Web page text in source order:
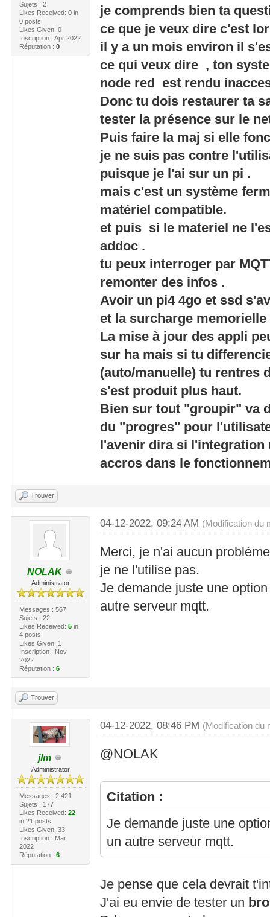
Sujets : 2
Likes Received: 0in
0 posts
Likes Given: 0
Inscription : Apr 2022
Réputation : 0
je comprends bien ta
ce que je veux dire c'est
il y a un mois environ il
ce qui veux dire , ton
node red est rendu
Donc tu dois restaurer ta
tester la présence sur le
Puis faire la maj si elle
je ne suis pas contre
puisque je l'ai sur un pi .
mais c'est un système
matériel compatible.
et puis si le materiel ne
addoc .
tu peux interroger par
remonter des infos .
Avoir un pi4 4go et ssd
et la surcharge
La mise à jour des appli
sur ha mais si tu
(auto/manuelle) tu rentres
s'est produit plus haut.
Bien sur tout "groupir" va
du "progres" pour
l'avenir dira si l'integration
accros dans le
Trouver
NOLAK
Administrator
Messages : 567
Sujets : 22
Likes Received: 5in
4 posts
Likes Given: 1
Inscription : Nov
2022
Réputation : 6
04-12-2022, 09:24 AM (Modification du
Merci, je n'ai aucun
je ne l'utilise pas.
Je demande juste une
autre serveur mqtt.
Trouver
jlm
Administrator
Messages : 2,421
Sujets : 177
Likes Received: 22
in 21 posts
Likes Given: 33
Inscription : Mar
2022
Réputation : 6
04-12-2022, 08:46 PM (Modification du
@NOLAK
Citation :
Je demande juste une
un autre serveur mqtt.
Je pense que cela devrait
J'ai eu envie de tester un